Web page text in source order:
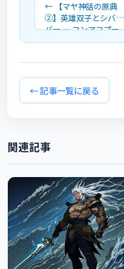
← 【マヤ神話の原典
②】英雄双子とシバル
バー ― フンアフプー
とイシュバランケーを
← 記事一覧に戻る
関連記事